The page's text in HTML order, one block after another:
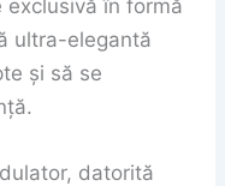
în formă
ultra-elegantă
și să se
datorită